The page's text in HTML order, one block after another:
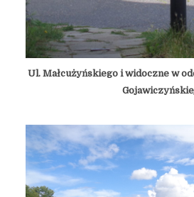
Ul. Małcużyńskiego i widoczne w